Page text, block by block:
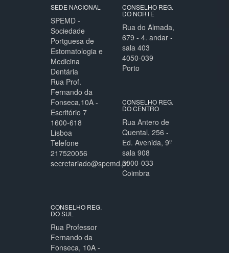
SEDE NACIONAL
SPEMD -
Sociedade
Portguesa de
Estomatologia e
Medicina
Dentária
Rua Prof.
Fernando da
Fonseca,10A -
Escritório 7
1600-618
Lisboa
Telefone
217520056
secretariado@spemd.pt
CONSELHO REG.
DO NORTE
Rua do Almada,
679 - 4. andar -
sala 403
4050-039
Porto
CONSELHO REG.
DO CENTRO
Rua Antero de
Quental, 256 -
Ed. Avenida, 9º
sala 908
3000-033
Coimbra
CONSELHO REG.
DO SUL
Rua Professor
Fernando da
Fonseca, 10A -